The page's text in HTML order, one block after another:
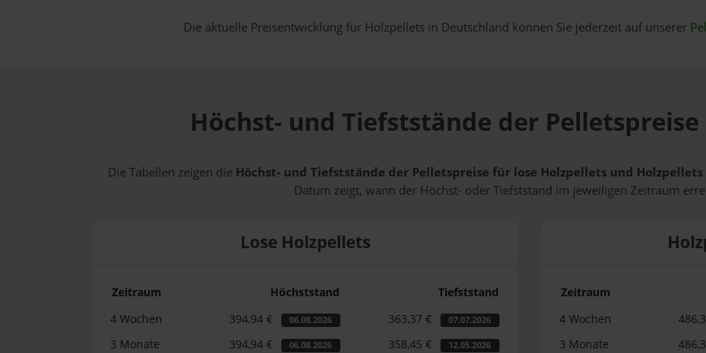
Die aktuelle Preisentwicklung für Holzpellets in Deutschland können Sie jederzeit auf unserer
Höchst- und Tiefststände der
Die Tabellen zeigen die Höchst- und Tiefststände der Pelletspreise für lose Holzpellets und
Datum zeigt, wann der Höchst- oder Tiefststand im jeweiligen Zeitraum
Lose Holzpellets
Zeitraum Höchststand
Tiefststand
4 Wochen
394,94 € 06.08.2026 363,37 € 07.07.2026
3 Monate 394,94 € 06.08.2026 358,45 € 12.05.2026
Zeitraum
4 Wochen
3 Monate